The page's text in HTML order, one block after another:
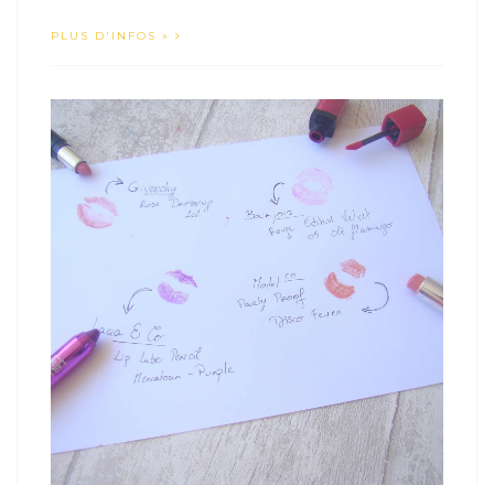
PLUS D'INFOS »